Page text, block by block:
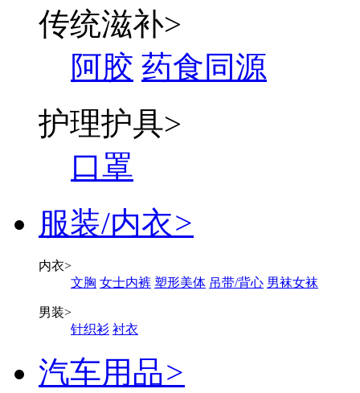
传统滋补>
阿胶 药食同源
护理护具>
口罩
服装/内衣>
内衣>
文胸 女士内裤 塑形美体 吊带/背心 男袜女袜
男装>
针织衫 衬衣
汽车用品>